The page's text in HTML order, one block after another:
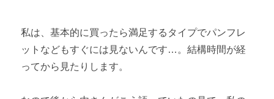
私は、基本的に買ったら満足するタイプでパンフレ
ットなどもすぐには見ないんです…。結構時間が経
ってから見たりします。